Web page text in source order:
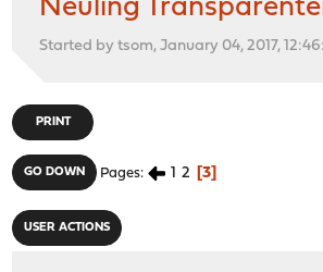
Neuling
Started by tsom, January 04, 2017,
PRINT
GO DOWN Pages 1 2 3
USER ACTIONS